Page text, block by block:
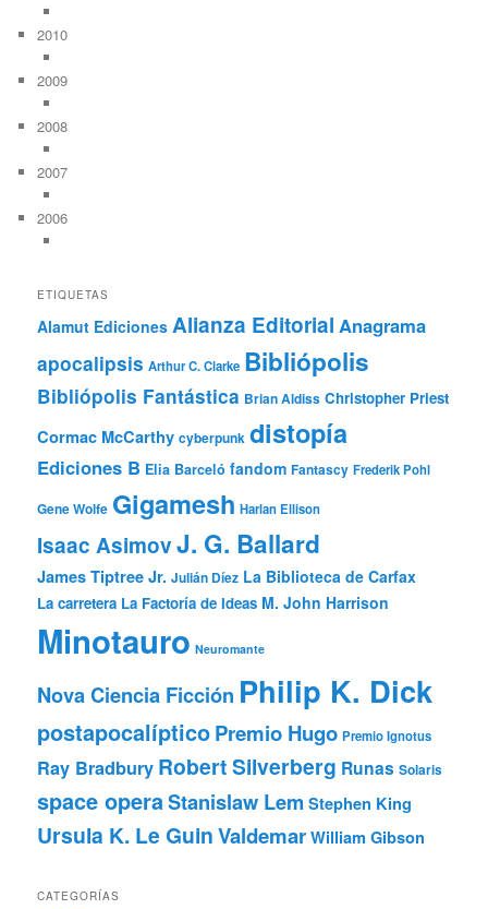
2010
2009
2008
2007
2006
ETIQUETAS
Alamut Ediciones Alianza Editorial Anagrama
apocalipsis Arthur C. Clarke Bibliópolis
Bibliópolis Fantástica Brian Aldiss Christopher Priest
Cormac McCarthy cyberpunk distopía
Ediciones B Elia Barceló fandom Fantascy Frederik Pohl
Gene Wolfe Gigamesh Harlan Ellison
Isaac AsimovJ. G. Ballard
James Tiptree Jr. Julián Díez La Biblioteca de Carfax
La carretera La Factoría de Ideas M. John Harrison
Minotauro Neuromante
Nova Ciencia Ficción Philip K. Dick
postapocalípticoPremio Hugo Premio Ignotus
Ray Bradbury Robert Silverberg Runas Solaris
space operaStanislaw Lem Stephen King
Ursula K. Le GuinValdemarWilliam Gibson
CATEGORÍAS